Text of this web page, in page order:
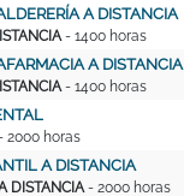
A DISTANCIA
- 1400 horas
A DISTANCIA
- 1400 horas
2000 horas
A DISTANCIA
DISTANCIA - 2000 horas